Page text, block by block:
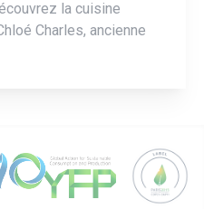
la cuisine
Charles, ancienne